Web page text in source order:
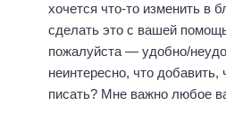
хочется что-то изменить в
сделать это с вашей
пожалуйста — удобно/
неинтересно, что добавить,
писать? Мне важно любое